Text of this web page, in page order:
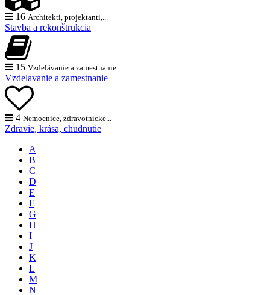
16 Architekti, projektanti,...
Stavba a rekonštrukcia
15 Vzdelávanie a zamestnanie...
Vzdelavanie a zamestnanie
4 Nemocnice, zdravotnícke...
Zdravie, krása, chudnutie
A
B
C
D
E
F
G
H
I
J
K
L
M
N